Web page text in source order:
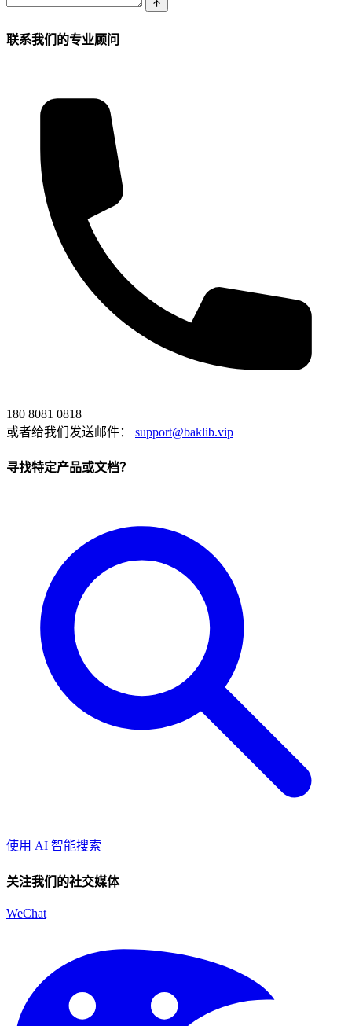
联系我们的专业顾问
180 8081 0818
或者给我们发送邮件：
support@baklib.vip
寻找特定产品或文档？
使用 AI 智能搜索
关注我们的社交媒体
WeChat